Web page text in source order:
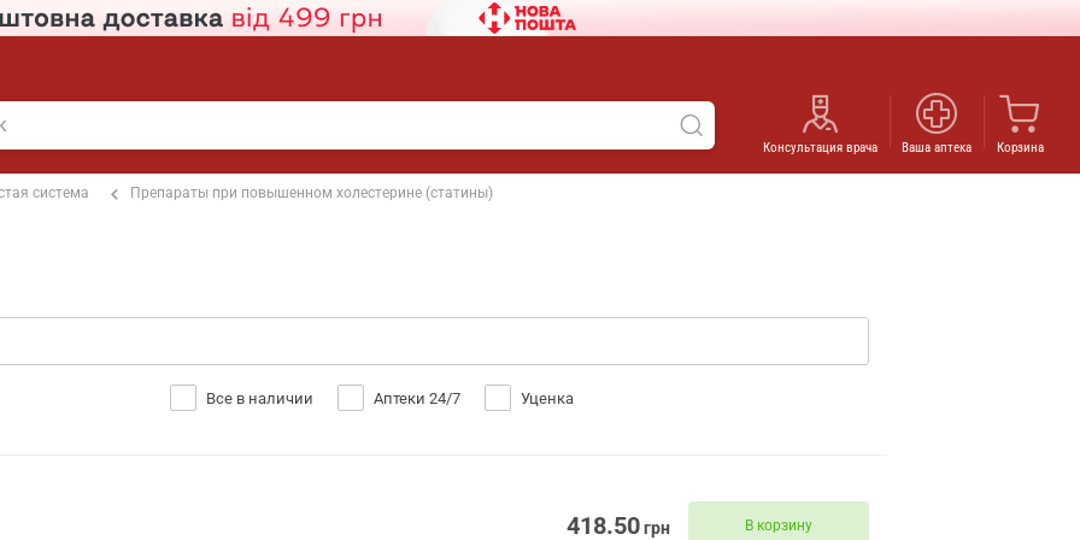
Консультация врача Ваша аптека Корзина
система Препараты при повышенном холестерине (статины)
Все в наличии Аптеки 24/7 Уценка
418.50грн В корзину